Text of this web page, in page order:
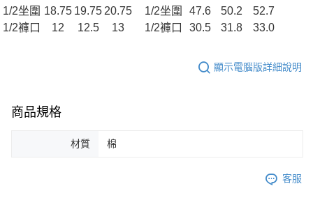
1/2坐圍 18.75 19.75 20.75 1/2坐圍 47.6 50.2
52.7
1/2褲口
12 12.5 13 1/2褲口 30.5 31.8 33.0
顯示電腦版詳細說明
商品規格
材質 棉
客服